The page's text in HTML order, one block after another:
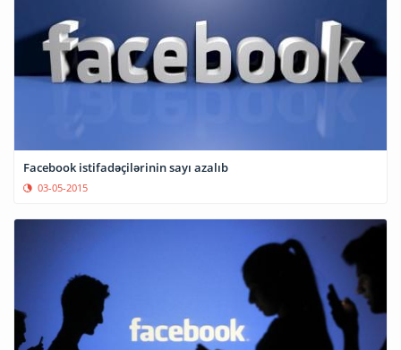
Facebook istifadəçilərinin sayı azalıb
03-05-2015